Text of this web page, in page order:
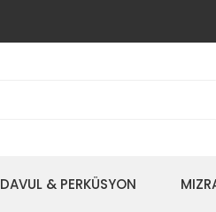
DAVUL & PERKÜSYON